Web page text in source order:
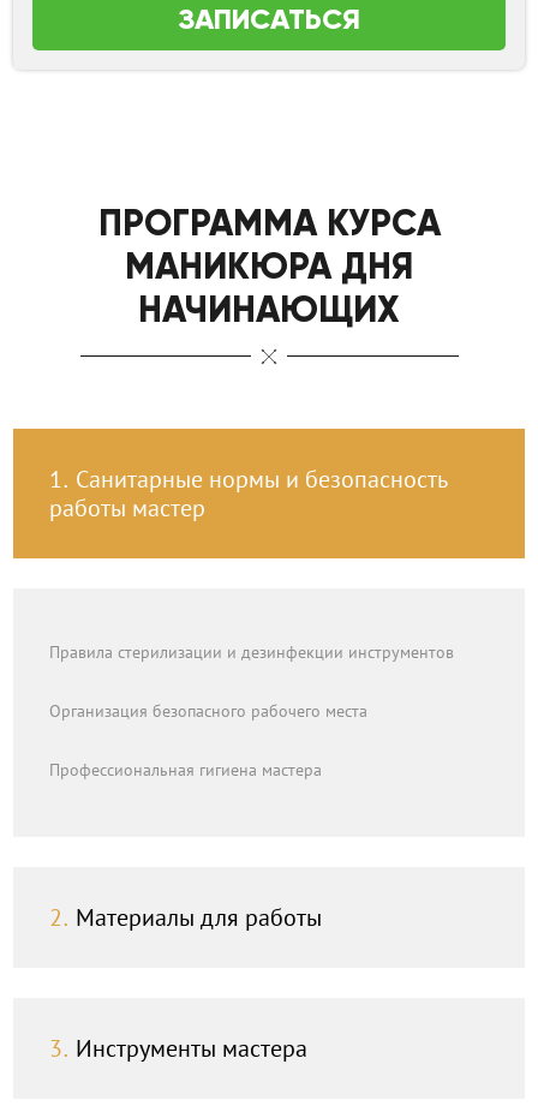
ЗАПИСАТЬСЯ
ПРОГРАММА КУРСА
МАНИКЮРА ДНЯ
НАЧИНАЮЩИХ
1. Санитарные нормы и безопасность
работы мастер
Правила стерилизации и дезинфекции инструментов
Организация безопасного рабочего места
Профессиональная гигиена мастера
2. Материалы для работы
Отличия мягких и твердых материалов
3. Инструменты мастера